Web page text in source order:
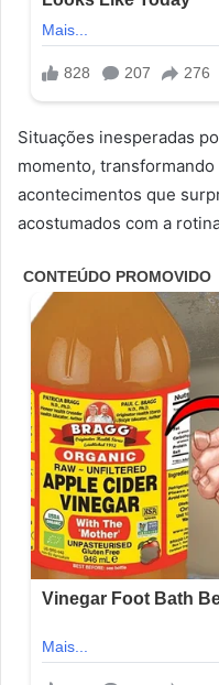
Situações inesperadas
momento,
acontecimentos que
acostumados com a